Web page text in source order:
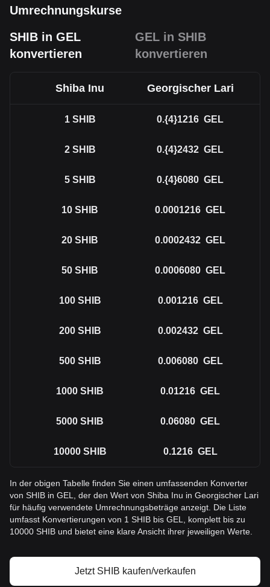
Umrechnungskurse
SHIB in GEL
konvertieren
GEL in SHIB
konvertieren
Shiba Inu Georgischer Lari
1 SHIB 0.{4}1216 GEL
2 SHIB 0.{4}2432 GEL
5 SHIB 0.{4}6080 GEL
10 SHIB 0.0001216 GEL
20 SHIB 0.0002432 GEL
50 SHIB 0.0006080 GEL
100 SHIB 0.001216 GEL
200 SHIB 0.002432 GEL
500 SHIB 0.006080 GEL
1000 SHIB 0.01216 GEL
5000 SHIB 0.06080 GEL
10000 SHIB 0.1216 GEL
In der obigen Tabelle finden Sie einen umfassenden Konverter
von SHIB in GEL, der den Wert von Shiba Inu in Georgischer Lari
für häufig verwendete Umrechnungsbeträge anzeigt. Die Liste
umfasst Konvertierungen von 1 SHIB bis GEL, komplett bis zu
10000 SHIB und bietet eine klare Ansicht ihrer jeweiligen Werte.
Jetzt SHIB kaufen/verkaufen